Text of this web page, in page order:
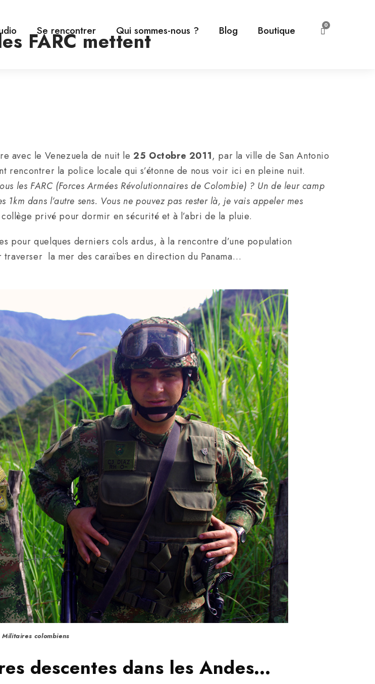
Se rencontrer Qui sommes-nous ? Blog Boutique 0
FARC mettent
avec le Venezuela de nuit le25 Octobre 2011, par la ville de San Antonio
rencontrer la police locale qui s’étonne de nous voir ici en pleine nuit.
les FARC (Forces Armées Révolutionnaires de Colombie) ? Un de leur camp
dans l’autre sens. Vous ne pouvez pas rester là, je vais appeler mes
privé pour dormir en sécurité et à l’abri de la pluie.
pour quelques derniers cols ardus, à la rencontre d’une population
la mer des caraïbes en direction du Panama…
Militaires colombiens
descentes dans les Andes…